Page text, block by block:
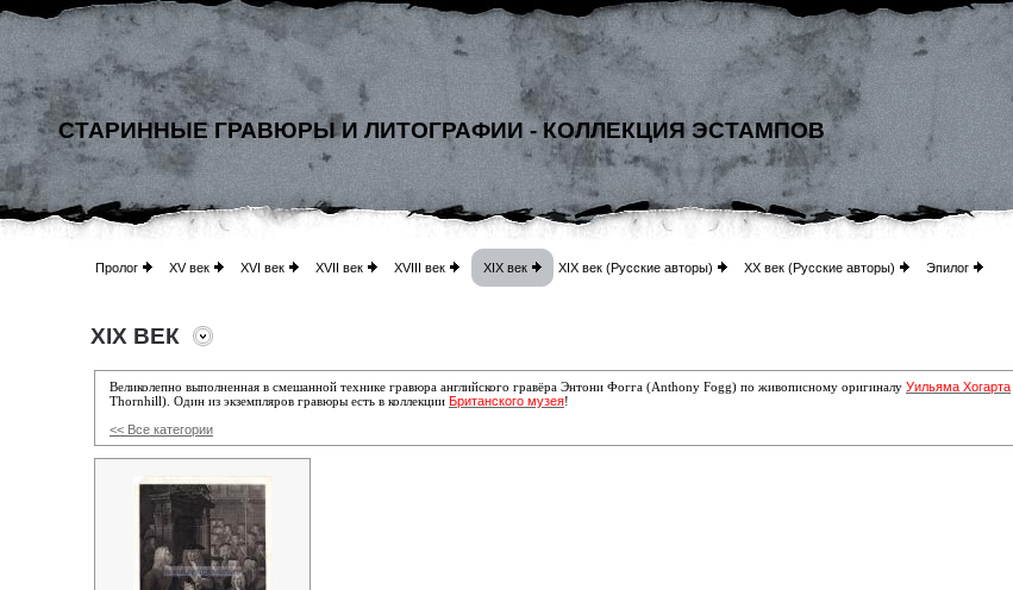
СТАРИННЫЕ ГРАВЮРЫ И ЛИТОГРАФИИ - КОЛЛЕКЦИЯ ЭСТАМПОВ
Пролог XV век XVI век XVII век XVIII век XIX век XIX век (Русские авторы) XX век (Русские авторы) Эпилог
XIX ВЕК
Великолепно выполненная в смешанной технике гравюра английского гравёра Энтони Фогга (Anthony Fogg) по живописному оригиналу Уильяма Хогарта
Thornhill). Один из экземпляров гравюры есть в коллекции Британского музея!
<< Все категории